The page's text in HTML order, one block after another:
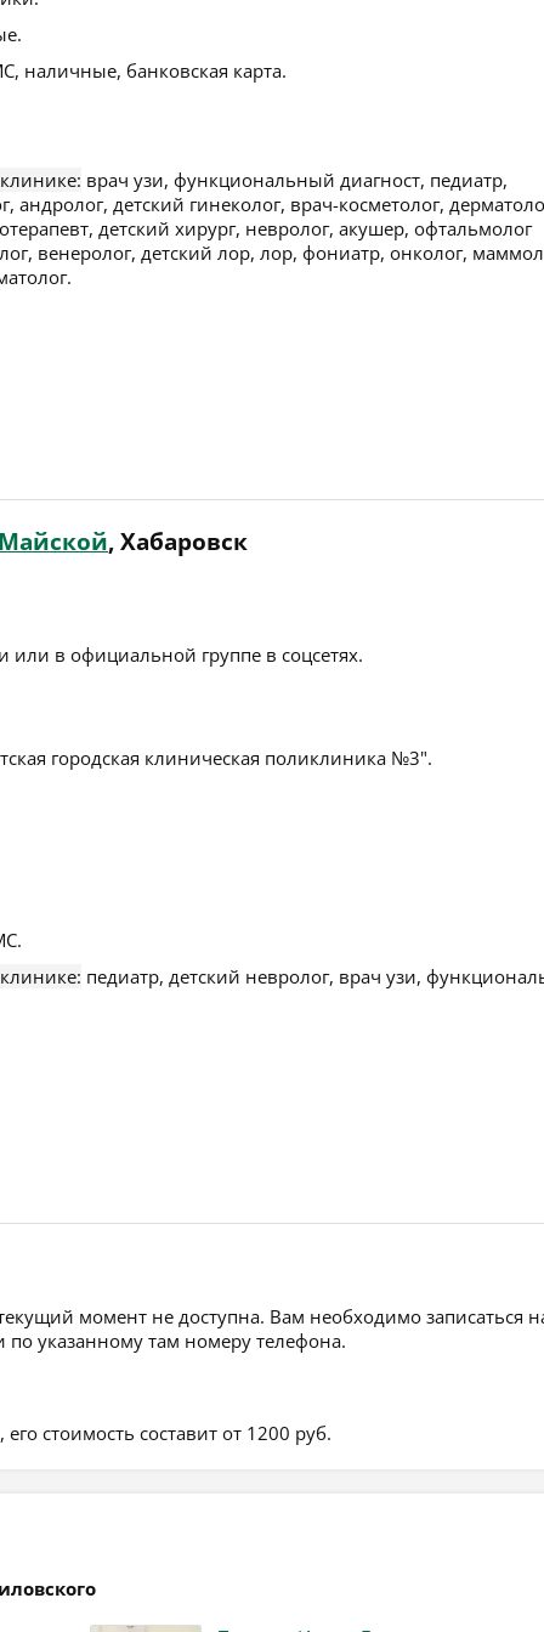
наличные, банковская карта.
врач узи, функциональный диагност, педиатр,
андролог, детский гинеколог, врач-косметолог,
детский хирург, невролог, акушер, офтальмолог
венеролог, детский лор, лор, фониатр, онколог,
, Хабаровск
в официальной группе в соцсетях.
городская клиническая поликлиника №3".
педиатр, детский невролог, врач узи,
момент не доступна. Вам необходимо записаться
указанному там номеру телефона.
стоимость составит от 1200 руб.